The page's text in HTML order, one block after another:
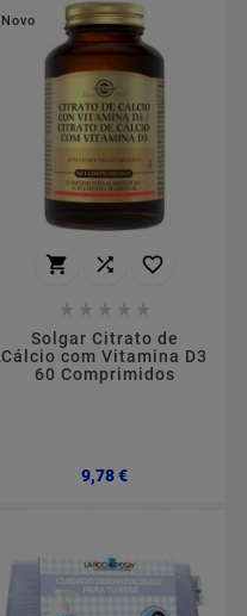
Novo
  
    
Solgar Citrato de
Cálcio com Vitamina D3
60 Comprimidos
9,78 €Preço